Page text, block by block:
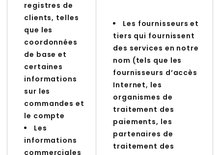
registres de
clients, telles
que les
coordonnées
de base et
certaines
informations
sur les
commandes et
le compte
Les
informations
commerciales
Les fournisseurs et
tiers qui fournissent
des services en notre
nom (tels que les
fournisseurs d’accès
Internet, les
organismes de
traitement des
paiements, les
partenaires de
traitement des